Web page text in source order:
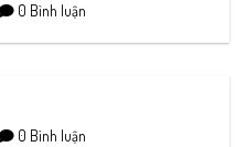
0 Bình luận
0 Bình luận